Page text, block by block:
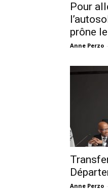
Pour
prône
Anne Perzo -
Anne Perzo -